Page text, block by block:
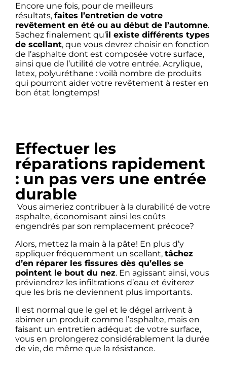
Encore une fois, pour de meilleurs
résultats, faites l’entretien de votre
revêtement en été ou au début de l’automne.
Sachez finalement qu’il existe différents types
de scellant, que vous devrez choisir en fonction
de l’asphalte dont est composée votre surface,
ainsi que de l’utilité de votre entrée. Acrylique,
latex, polyuréthane : voilà nombre de produits
qui pourront aider votre revêtement à rester en
bon état longtemps!
Effectuer les
réparations rapidement
: un pas vers une entrée
durable
Vous aimeriez contribuer à la durabilité de votre
asphalte, économisant ainsi les coûts
engendrés par son remplacement précoce?
Alors, mettez la main à la pâte! En plus d’y
appliquer fréquemment un scellant, tâchez
d’en réparer les fissures dès qu’elles se
pointent le bout du nez. En agissant ainsi, vous
préviendrez les infiltrations d’eau et éviterez
que les bris ne deviennent plus importants.
Il est normal que le gel et le dégel arrivent à
abimer un produit comme l’asphalte, mais en
faisant un entretien adéquat de votre surface,
vous en prolongerez considérablement la durée
de vie, de même que la résistance.